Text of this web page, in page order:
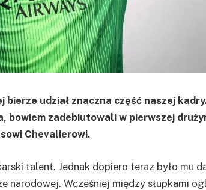
udział znaczna część naszej
bowiem zadebiutowali w pierwszej
Chevalierowi.
talent. Jednak dopiero teraz było mu
narodowej. Wcześniej między słupkami